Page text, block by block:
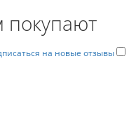
покупают
на новые отзывы